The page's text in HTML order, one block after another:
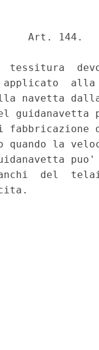
Art. 144.
tessitura
applicato
navetta
guidanavetta
quando la
del